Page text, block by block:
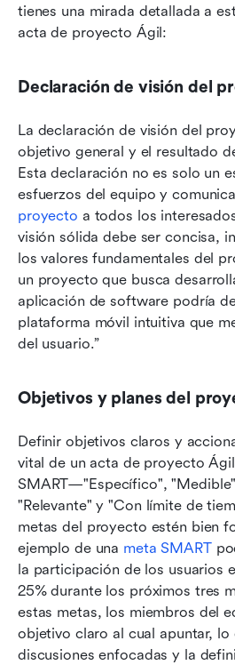
tienes una mirada detallada a
acta de proyecto Ágil:
Declaración de visión del
La declaración de visión del
objetivo general y el resultado
Esta declaración no es solo un
esfuerzos del equipo y
proyecto a todos los
visión sólida debe ser concisa,
los valores fundamentales del
un proyecto que busca
aplicación de software podría
plataforma móvil intuitiva que
del usuario.”
Objetivos y planes del
Definir objetivos claros y
vital de un acta de proyecto
SMART—"Específico",
"Relevante" y "Con límite de
metas del proyecto estén bien
ejemplo de una meta SMART
la participación de los usuarios
25% durante los próximos tres
estas metas, los miembros del
objetivo claro al cual apuntar, lo
discusiones enfocadas y la